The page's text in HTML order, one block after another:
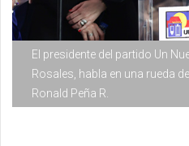
El presidente del partido Un
Rosales, habla en una rueda
Ronald Peña R.